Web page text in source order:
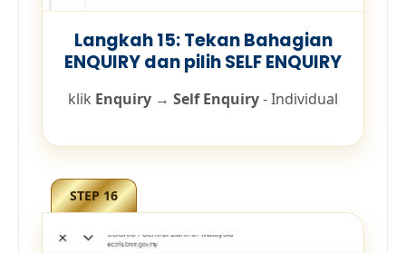
Langkah 15: Tekan Bahagian
ENQUIRY dan pilih SELF ENQUIRY
klik Enquiry → Self Enquiry- Individual
STEP 16